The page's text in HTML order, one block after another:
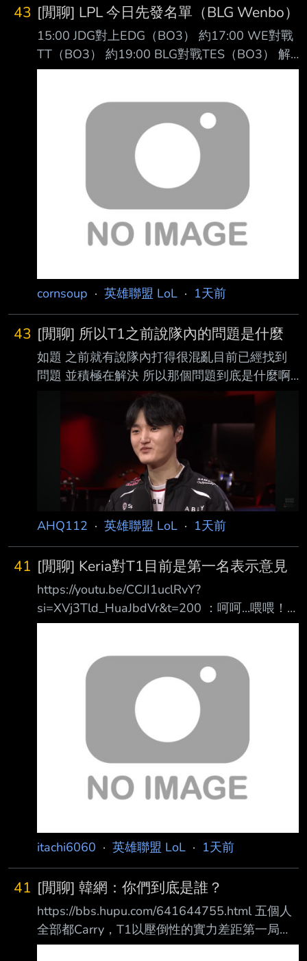
43 [閒聊] LPL 今日先發名單（BLG Wenbo）
15:00 JDG對上EDG（BO3） 約17:00 WE對戰
TT（BO3） 約19:00 BLG對戰TES（BO3） 解
說：鼓鼓、王淞、王多多、懷南 主持：駱歆
https://imgpoi.com/i/OF8X79.png
https://imgpoi.com/i/OF8FM5.png -- 結果是兩
個新人上路對打 阿說好的BIN哥回歸呢? -- 鷹嶺
ルイ推 https://youtu.be/Ix-f51aq8SY
https://img
cornsoup · 英雄聯盟 LoL · 1天前
43 [閒聊] 所以T1之前說隊內的問題是什麼
如題 之前就有說隊內打得很混亂目前已經找到
問題 並積極在解決 所以那個問題到底是什麼啊
今天大O進場的時候笑得很開心 還跟露許哥有說
有笑 今天韓股普普感覺也不是韓股的問題 有人
知道嗎 https://i.imgur.com/c1eE8Pt.jpeg
https://i.imgur.com/Y9zSMCd.jpeg
https://i.imgur.com/zPg0xdM.jpeg
https://i.imgur.com/69uC2cg.jpeg ----- Sent
from JPTT on my iPho
AHQ112 · 英雄聯盟 LoL · 1天前
41 [閒聊] Keria對T1目前是第一名表示意見
https://youtu.be/CCJI1uclRvY?
si=XVj3Tld_HuaJbdVr&t=200 ：呵呵...喂喂！
什麼叫沒做什麼阿？
名被推到NO1，好像有點心虛 --
itachi6060 · 英雄聯盟 LoL · 1天前
41 [閒聊] 韓網：你們到底是誰？
https://bbs.hupu.com/641644755.html 五個人
全部都Carry，T1以壓倒性的實力差距第一局碾
壓了DK。 ——很難說是誰carry了，五個人輪流